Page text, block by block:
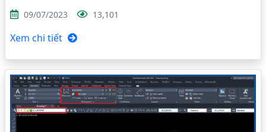
09/07/2023 13,101
Xem chi tiết